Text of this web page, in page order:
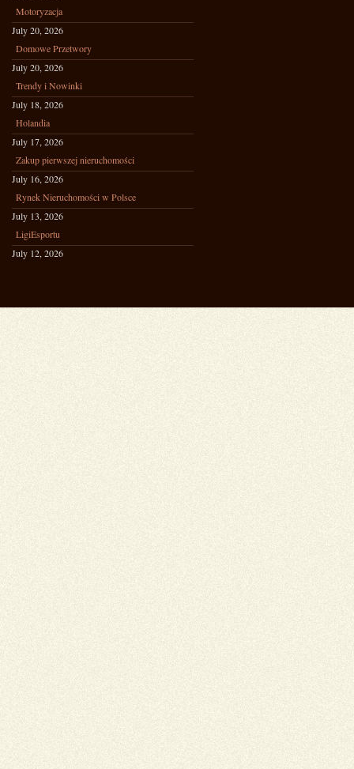
Motoryzacja
July 20, 2026
Domowe Przetwory
July 20, 2026
Trendy i Nowinki
July 18, 2026
Holandia
July 17, 2026
Zakup pierwszej nieruchomości
July 16, 2026
Rynek Nieruchomości w Polsce
July 13, 2026
LigiEsportu
July 12, 2026